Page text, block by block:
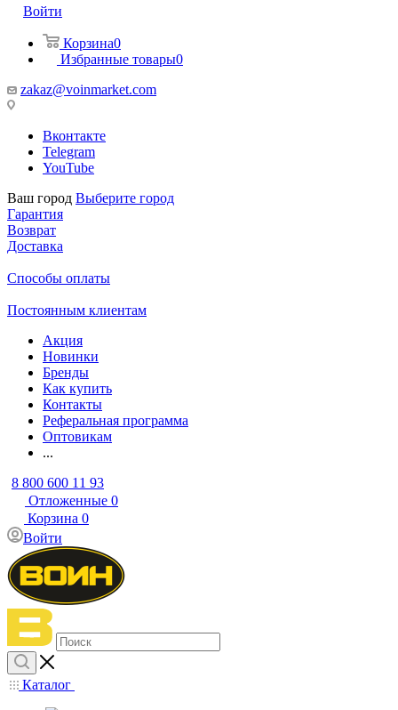
Войти
Корзина0
Избранные товары0
zakaz@voinmarket.com
Вконтакте
Telegram
YouTube
Ваш город Выберите город
Гарантия
Возврат
Доставка
Способы оплаты
Постоянным клиентам
Акция
Новинки
Бренды
Как купить
Контакты
Реферальная программа
Оптовикам
...
8 800 600 11 93
Отложенные 0
Корзина 0
Войти
Каталог